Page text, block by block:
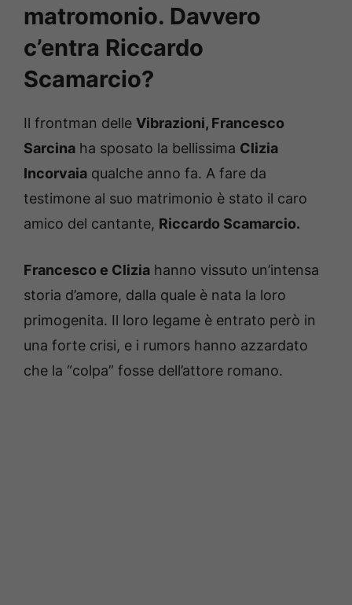
matromonio. Davvero
c’entra Riccardo
Scamarcio?
Il frontman delle Vibrazioni, Francesco
Sarcina ha sposato la bellissima Clizia
Incorvaia qualche anno fa. A fare da
testimone al suo matrimonio è stato il caro
amico del cantante, Riccardo Scamarcio.
Francesco e Clizia hanno vissuto un’intensa
storia d’amore, dalla quale è nata la loro
primogenita. Il loro legame è entrato però in
una forte crisi, e i rumors hanno azzardato
che la “colpa” fosse dell’attore romano.